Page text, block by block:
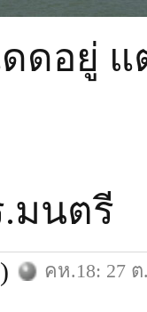
ดดอยู่
มนตรี
) คห.18: 27